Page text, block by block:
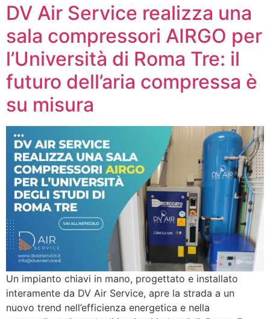
DV Air Service realizza una
sala compressori AIRGO per
l’Università di Roma Tre: il
futuro dell’aria compressa è
su misura
Un impianto chiavi in mano, progettato e installato
interamente da DV Air Service, apre la strada a un
nuovo trend nell’efficienza energetica e nella